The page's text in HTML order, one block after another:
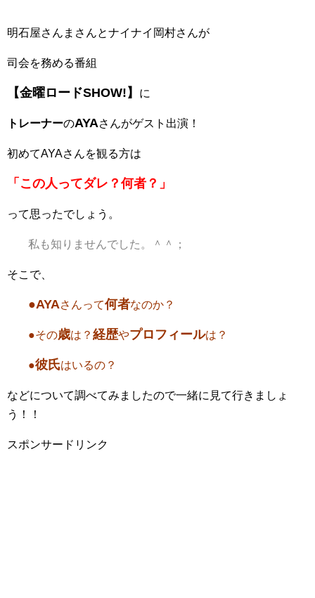
明石屋さんまさんとナイナイ岡村さんが
司会を務める番組
【金曜ロードSHOW!】 に
トレーナーのAYAさんがゲスト出演！
初めてAYAさんを観る方は
「この人ってダレ？何者？」
って思ったでしょう。
私も知りませんでした。＾＾；
そこで、
●AYAさんって何者なのか？
●その歳は？ 経歴やプロフィールは？
●彼氏はいるの？
などについて調べてみましたので一緒に見て行きましょ
う！！
スポンサードリンク